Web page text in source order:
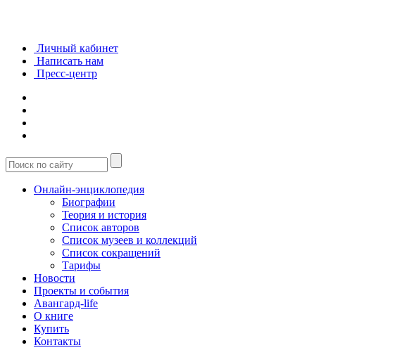
Личный кабинет
Написать нам
Пресс-центр
Онлайн-энциклопедия
Биографии
Теория и история
Список авторов
Список музеев и коллекций
Список сокращений
Тарифы
Новости
Проекты и события
Авангард-life
О книге
Купить
Контакты